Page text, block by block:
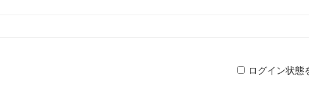
ログイン状態